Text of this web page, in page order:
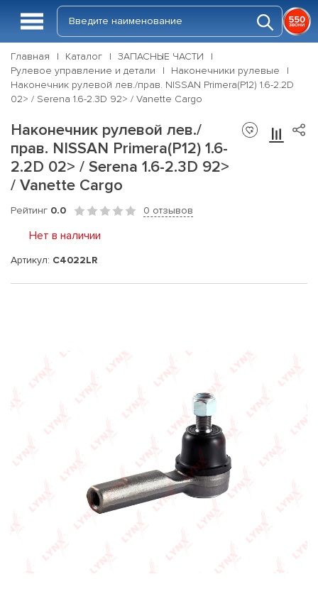
Главная Каталог
ЗАПАСНЫЕ ЧАСТИ
Рулевое управление и детали
Наконечники рулевые
Наконечник рулевой лев./прав. NISSAN Primera(P12) 1.6-2.2D
02> / Serena 1.6-2.3D 92> / Vanette Cargo
Наконечник рулевой лев./
прав. NISSAN Primera(P12) 1.6-
2.2D 02> / Serena 1.6-2.3D 92>
/ Vanette Cargo
Рейтинг 0.0 0 отзывов
Нет в наличии
Артикул: C4022LR